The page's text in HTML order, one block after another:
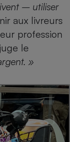
– utiliser
aux livreurs
profession
le
»